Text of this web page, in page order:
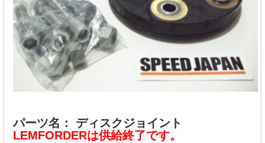
パーツ名： ディスクジョイント
LEMFORDERは供給終了です。